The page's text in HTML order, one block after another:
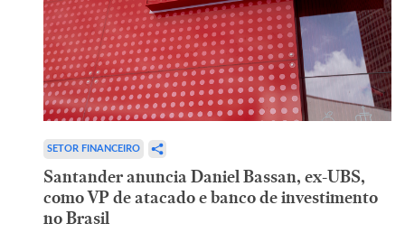
SETOR FINANCEIRO
Santander anuncia Daniel Bassan, ex-UBS,
como VP de atacado e banco de investimento
no Brasil